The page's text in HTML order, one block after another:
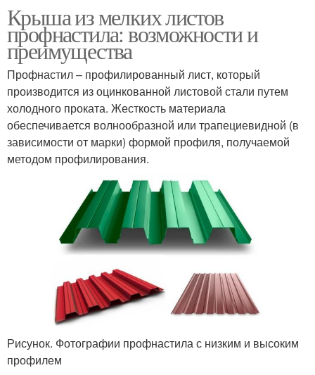
Крыша из мелких листов
профнастила: возможности и
преимущества
Профнастил – профилированный лист, который
производится из оцинкованной листовой стали путем
холодного проката. Жесткость материала
обеспечивается волнообразной или трапециевидной (в
зависимости от марки) формой профиля, получаемой
методом профилирования.
Рисунок. Фотографии профнастила с низким и высоким
профилем